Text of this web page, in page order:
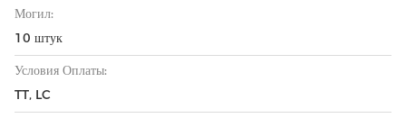
Могил:
10 штук
Условия Оплаты:
TT, LC